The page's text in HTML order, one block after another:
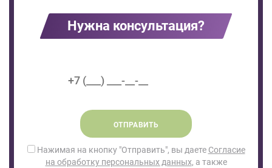
Нужна консультация?
ОТПРАВИТЬ
Нажимая на кнопку "Отправить", вы даете Согласие
на обработку персональных данных, а также